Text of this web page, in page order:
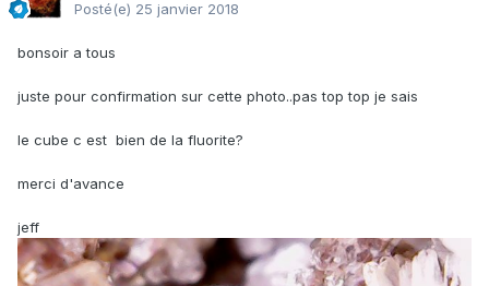
Posté(e) 25 janvier 2018
bonsoir a tous
juste pour confirmation sur cette photo..pas top top je sais
le cube c est bien de la fluorite?
merci d'avance
jeff